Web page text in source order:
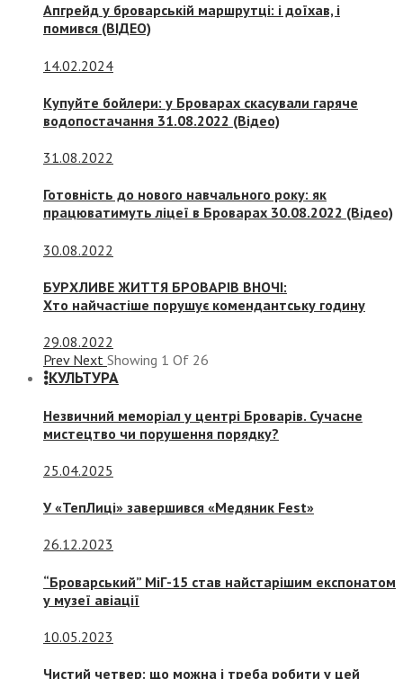
Апгрейд у броварській маршрутці: і доїхав, і
помився (ВІДЕО)
14.02.2024
Купуйте бойлери: у Броварах скасували гаряче
водопостачання 31.08.2022 (Відео)
31.08.2022
Готовність до нового навчального року: як
працюватимуть ліцеї в Броварах 30.08.2022 (Відео)
30.08.2022
БУРХЛИВЕ ЖИТТЯ БРОВАРІВ ВНОЧІ:
Хто найчастіше порушує комендантську годину
29.08.2022
Prev Next Showing 1 Of 26
КУЛЬТУРА
Незвичний меморіал у центрі Броварів. Сучасне
мистецтво чи порушення порядку?
25.04.2025
У «ТепЛиці» завершився «Медяник Fest»
26.12.2023
“Броварський” МіГ-15 став найстарішим експонатом
у музеї авіації
10.05.2023
Чистий четвер: що можна і треба робити у цей